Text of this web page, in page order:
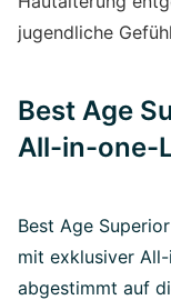
jugendliche
Best Age
All-in-one-
Best Age
mit exklusiver
abgestimmt auf